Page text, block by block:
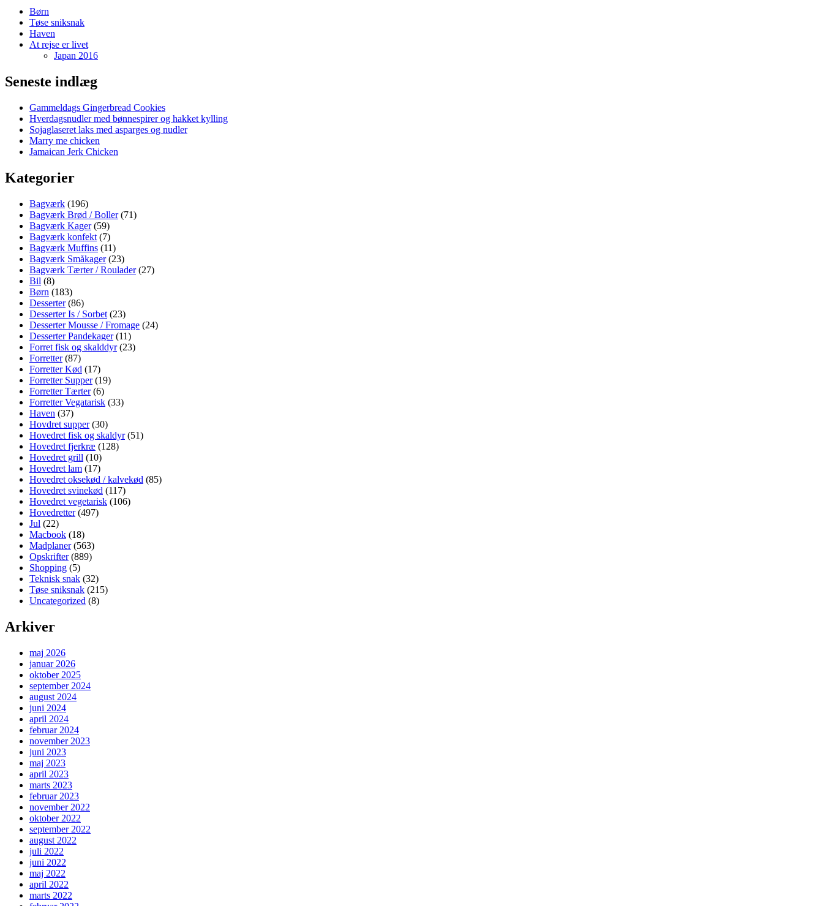
Børn
Tøse sniksnak
Haven
At rejse er livet
Japan 2016
Seneste indlæg
Gammeldags Gingerbread Cookies
Hverdagsnudler med bønnespirer og hakket kylling
Sojaglaseret laks med asparges og nudler
Marry me chicken
Jamaican Jerk Chicken
Kategorier
Bagværk (196)
Bagværk Brød / Boller(71)
Bagværk Kager(59)
Bagværk konfekt (7)
Bagværk Muffins (11)
Bagværk Småkager(23)
Bagværk Tærter / Roulader(27)
Bil (8)
Børn (183)
Desserter(86)
Desserter Is / Sorbet (23)
Desserter Mousse / Fromage (24)
Desserter Pandekager(11)
Forret fisk og skalddyr(23)
Forretter(87)
Forretter Kød (17)
Forretter Supper(19)
Forretter Tærter(6)
Forretter Vegatarisk (33)
Haven (37)
Hovdret supper(30)
Hovedret fisk og skaldyr(51)
Hovedret fjerkræ (128)
Hovedret grill (10)
Hovedret lam (17)
Hovedret oksekød / kalvekød (85)
Hovedret svinekød (117)
Hovedret vegetarisk (106)
Hovedretter(497)
Jul (22)
Macbook (18)
Madplaner(563)
Opskrifter(889)
Shopping (5)
Teknisk snak (32)
Tøse sniksnak (215)
Uncategorized (8)
Arkiver
maj 2026
januar 2026
oktober 2025
september 2024
august 2024
juni 2024
april 2024
februar 2024
november 2023
juni 2023
maj 2023
april 2023
marts 2023
februar 2023
november 2022
oktober 2022
september 2022
august 2022
juli 2022
juni 2022
maj 2022
april 2022
marts 2022